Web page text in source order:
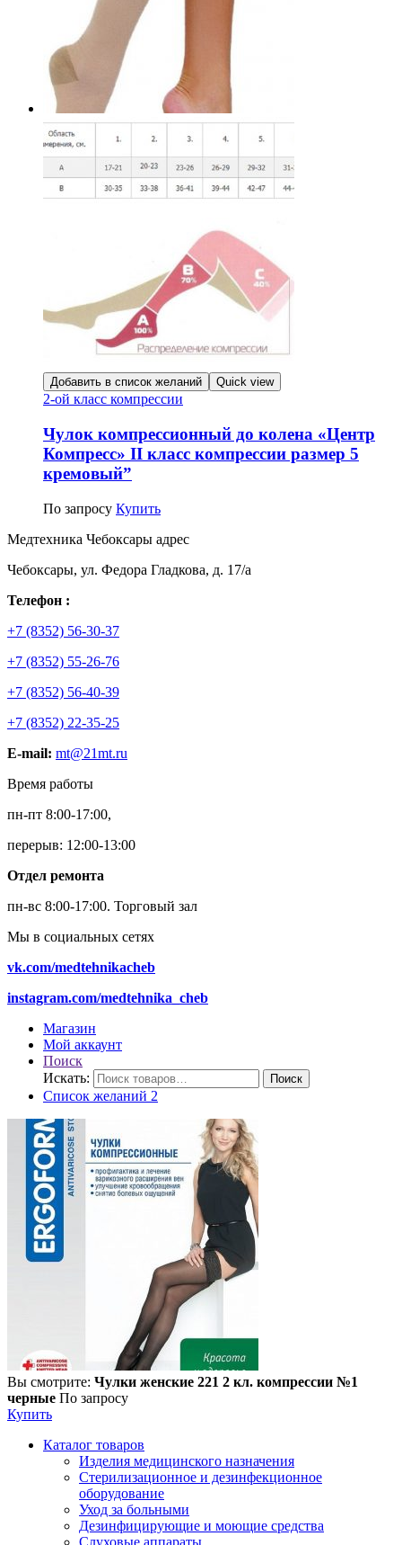
Добавить в список желаний Quick view
2-ой класс компрессии
Чулок компрессионный до колена «Центр
Компресс» II класс компрессии размер 5
кремовый”
По запросу Купить
Медтехника Чебоксары адрес
Чебоксары, ул. Федора Гладкова, д. 17/а
Телефон :
+7 (8352) 56-30-37
+7 (8352) 55-26-76
+7 (8352) 56-40-39
+7 (8352) 22-35-25
E-mail: mt@21mt.ru
Время работы
пн-пт 8:00-17:00,
перерыв: 12:00-13:00
Отдел ремонта
пн-вс 8:00-17:00. Торговый зал
Мы в социальных сетях
vk.com/medtehnikacheb
instagram.com/medtehnika_cheb
Магазин
Мой аккаунт
Поиск
Искать:
Поиск
Список желаний 2
Вы смотрите: Чулки женские 221 2 кл. компрессии №1
черные По запросу
Купить
Каталог товаров
Изделия медицинского назначения
Стерилизационное и дезинфекционное
оборудование
Уход за больными
Дезинфицирующие и моющие средства
Слуховые аппараты